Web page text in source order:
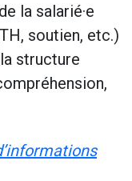
la salarié·e
soutien, etc.)
structure